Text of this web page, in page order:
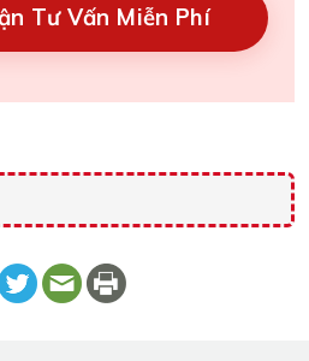
Tư Vấn Miễn Phí